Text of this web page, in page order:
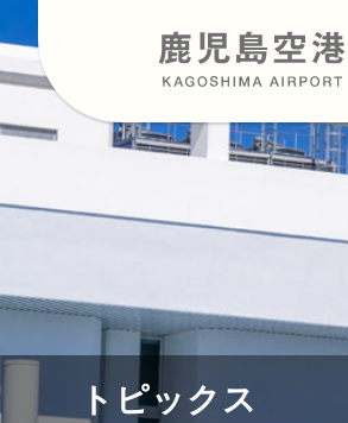
トピックス